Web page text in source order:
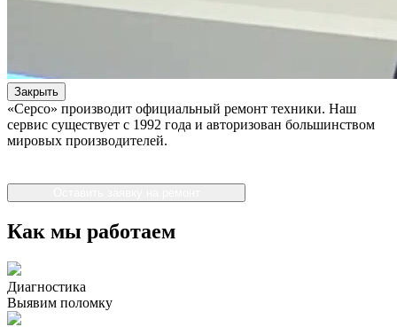
Закрыть
«Серсо» производит официальный ремонт техники. Наш
сервис существует с 1992 года и авторизован большинством
мировых производителей.
Как мы работаем
Диагностика
Выявим поломку